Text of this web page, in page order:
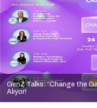
GenZ Talks: “Change the
Alıyor!